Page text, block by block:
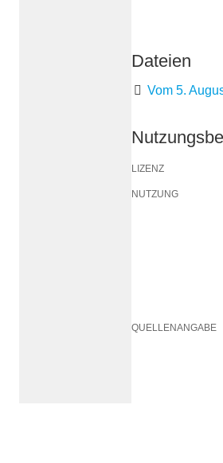
Dateien
Vom 5.
LIZENZ
NUTZUNG
QUELLENANGABE